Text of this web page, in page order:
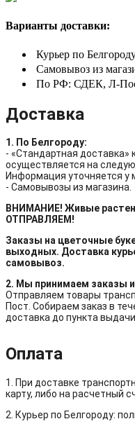
Варианты доставки:
Курьер по
Самовывоз из
По РФ: СДЕК, Л-
Доставка
1. По Белгороду:
- «Стандартная доставка»
осуществляется на
Информация уточняется у
- Самовывозы из магазина.
ВНИМАНИЕ! Живые
ОТПРАВЛЯЕМ!
Заказы на цветочные
выходных. Доставка
самовывоз.
2. Мы принимаем заказы
Отправляем товары
Пост. Собираем заказ в
доставка до пункта
Оплата
1. При доставке
карту, либо на расчетный
2. Курьер по Белгороду: